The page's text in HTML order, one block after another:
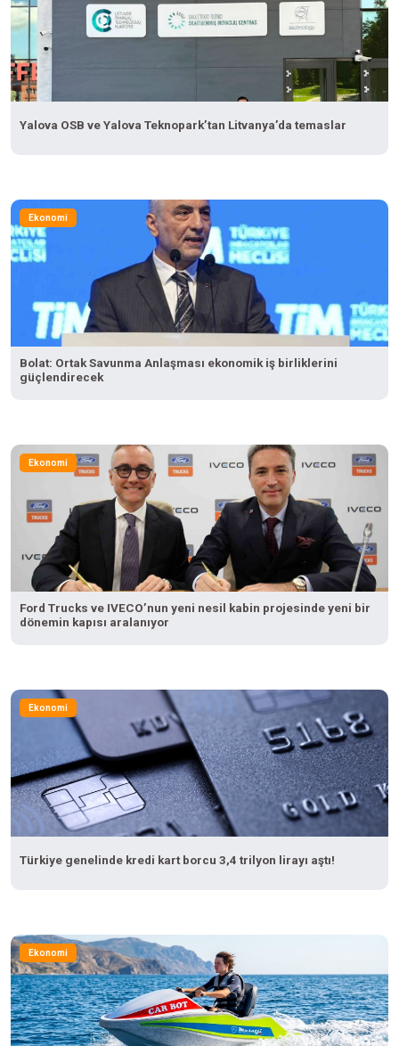
Yalova OSB ve Yalova Teknopark’tan Litvanya’da temaslar
Ekonomi
Bolat: Ortak Savunma Anlaşması ekonomik iş birliklerini
güçlendirecek
Ekonomi
Ford Trucks ve IVECO’nun yeni nesil kabin projesinde yeni bir
dönemin kapısı aralanıyor
Ekonomi
Türkiye genelinde kredi kart borcu 3,4 trilyon lirayı aştı!
Ekonomi